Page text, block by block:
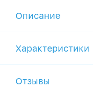
Описание
Характеристики
Отзывы